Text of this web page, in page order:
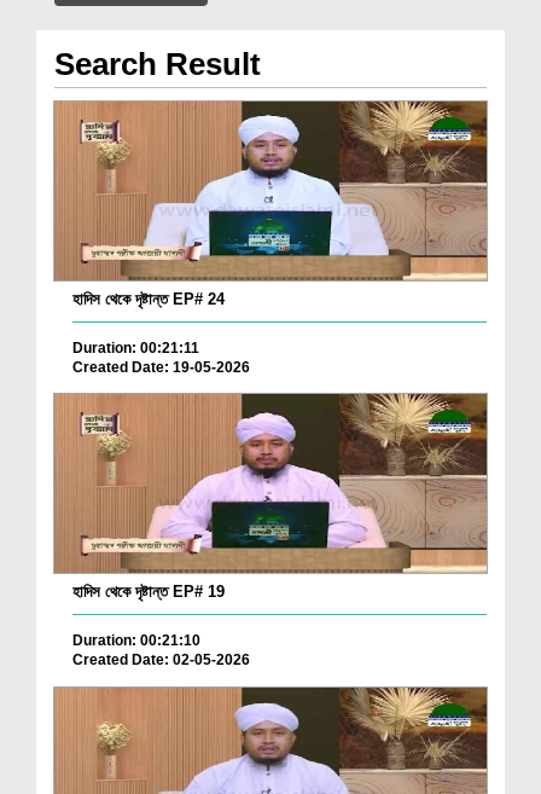
Search Result
হাদিস থেকে দৃষ্টান্ত EP# 24
Duration: 00:21:11
Created Date: 19-05-2026
হাদিস থেকে দৃষ্টান্ত EP# 19
Duration: 00:21:10
Created Date: 02-05-2026